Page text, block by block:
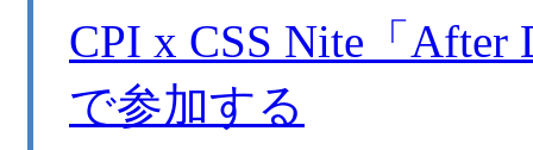
CPI x CSS Nite「After
で参加する